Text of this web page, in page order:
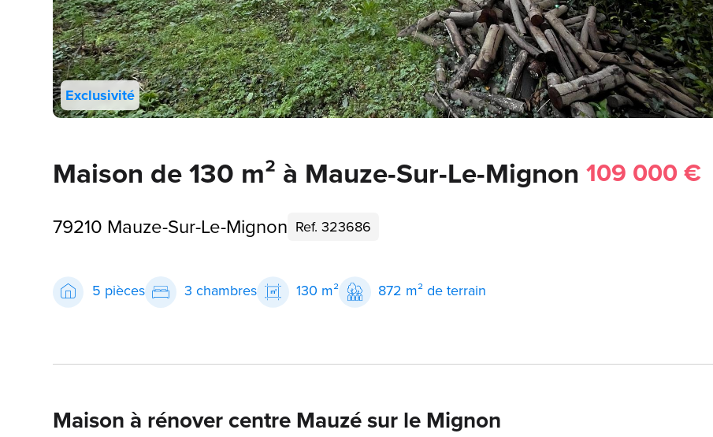
Exclusivité
Maison de 130 m² à Mauze-Sur-Le-Mignon 109 000 €
79210 Mauze-Sur-Le-Mignon Ref. 323686
5 pièces 3 chambres 130 m² 872 m² de terrain
Maison à rénover centre Mauzé sur le Mignon